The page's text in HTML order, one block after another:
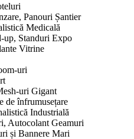
Panouri Șantier
Medicală
up, Standuri Expo
Vitrine
uri
uri Gigant
de înfrumusețare
Industrială
Autocolant Geamuri
și Bannere Mari